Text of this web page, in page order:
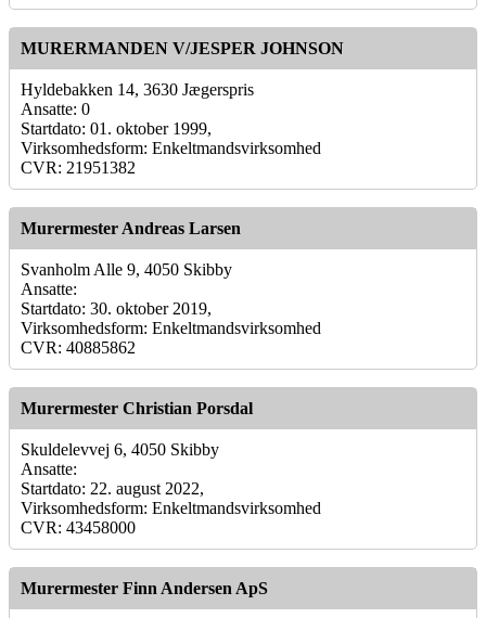
MURERMANDEN V/JESPER JOHNSON
Hyldebakken 14, 3630 Jægerspris
Ansatte: 0
Startdato: 01. oktober 1999,
Virksomhedsform: Enkeltmandsvirksomhed
CVR: 21951382
Murermester Andreas Larsen
Svanholm Alle 9, 4050 Skibby
Ansatte:
Startdato: 30. oktober 2019,
Virksomhedsform: Enkeltmandsvirksomhed
CVR: 40885862
Murermester Christian Porsdal
Skuldelevvej 6, 4050 Skibby
Ansatte:
Startdato: 22. august 2022,
Virksomhedsform: Enkeltmandsvirksomhed
CVR: 43458000
Murermester Finn Andersen ApS